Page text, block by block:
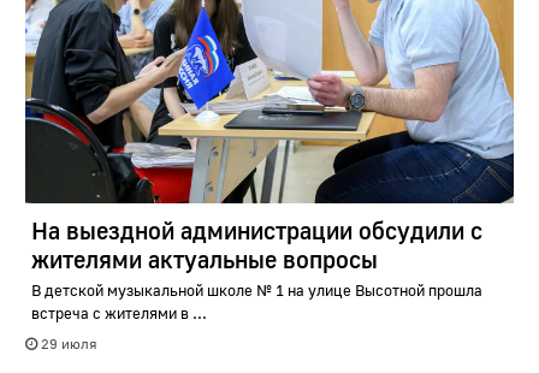
На выездной администрации обсудили с
жителями актуальные вопросы
В детской музыкальной школе № 1 на улице Высотной прошла
встреча с жителями в ...
29 июля